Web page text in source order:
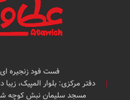
فست فود زنجیره
دفتر مرکزی: بلوار المپیک،
مسجد سلیمان نبش کوچه